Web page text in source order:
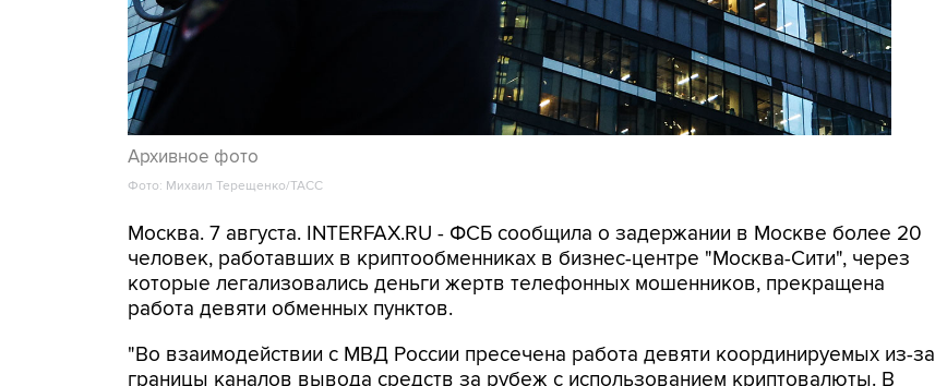
Архивное фото
Фото: Михаил Терещенко/ТАСС
Москва. 7 августа. INTERFAX.RU - ФСБ сообщила о задержании в Москве более 20
человек, работавших в криптообменниках в бизнес-центре "Москва-Сити", через
которые легализовались деньги жертв телефонных мошенников, прекращена
работа девяти обменных пунктов.
"Во взаимодействии с МВД России пресечена работа девяти координируемых из-за
границы каналов вывода средств за рубеж с использованием криптовалюты. В